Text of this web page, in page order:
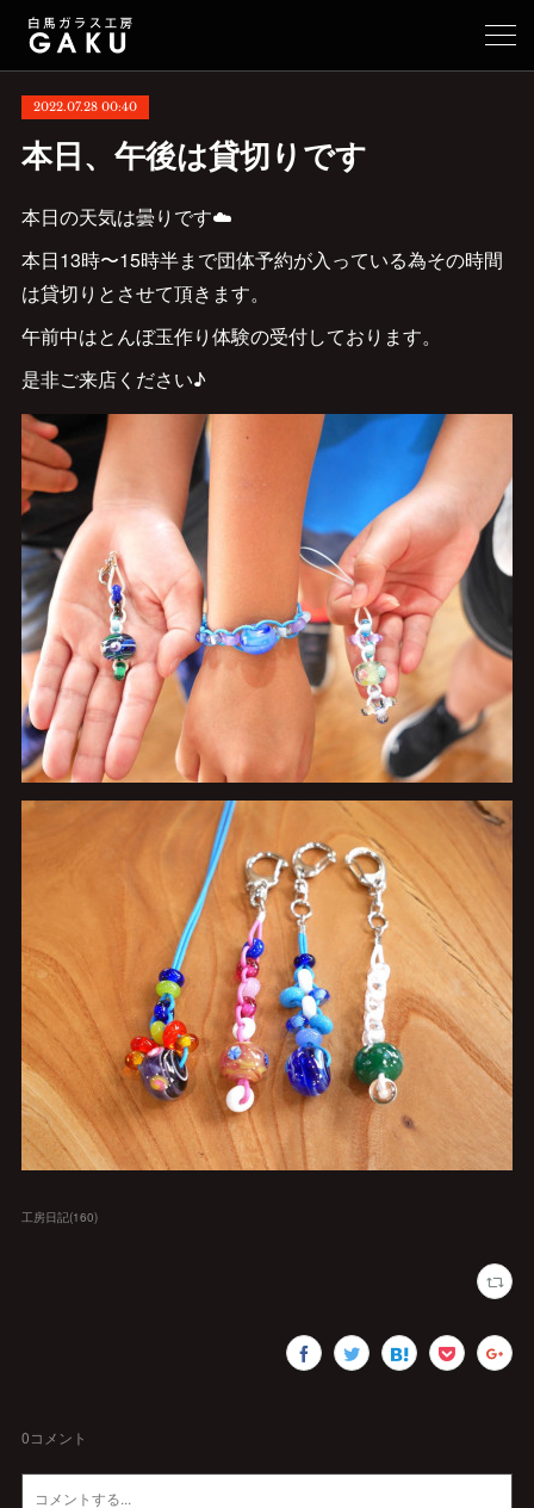
2022.07.28 00:40
本日、午後は貸切りです
本日の天気は曇りです☁️
本日13時〜15時半まで団体予約が入っている為その時間
は貸切りとさせて頂きます。
午前中はとんぼ玉作り体験の受付しております。
是非ご来店ください♪
工房日記(160)
0コメント